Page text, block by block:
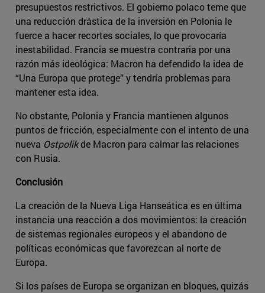
presupuestos restrictivos. El gobierno polaco teme que
una reducción drástica de la inversión en Polonia le
fuerce a hacer recortes sociales, lo que provocaría
inestabilidad. Francia se muestra contraria por una
razón más ideológica: Macron ha defendido la idea de
“Una Europa que protege” y tendría problemas para
mantener esta idea.
No obstante, Polonia y Francia mantienen algunos
puntos de fricción, especialmente con el intento de una
nueva Ostpolikde Macron para calmar las relaciones
con Rusia.
Conclusión
La creación de la Nueva Liga Hanseática es en última
instancia una reacción a dos movimientos: la creación
de sistemas regionales europeos y el abandono de
políticas económicas que favorezcan al norte de
Europa.
Si los países de Europa se organizan en bloques, quizás